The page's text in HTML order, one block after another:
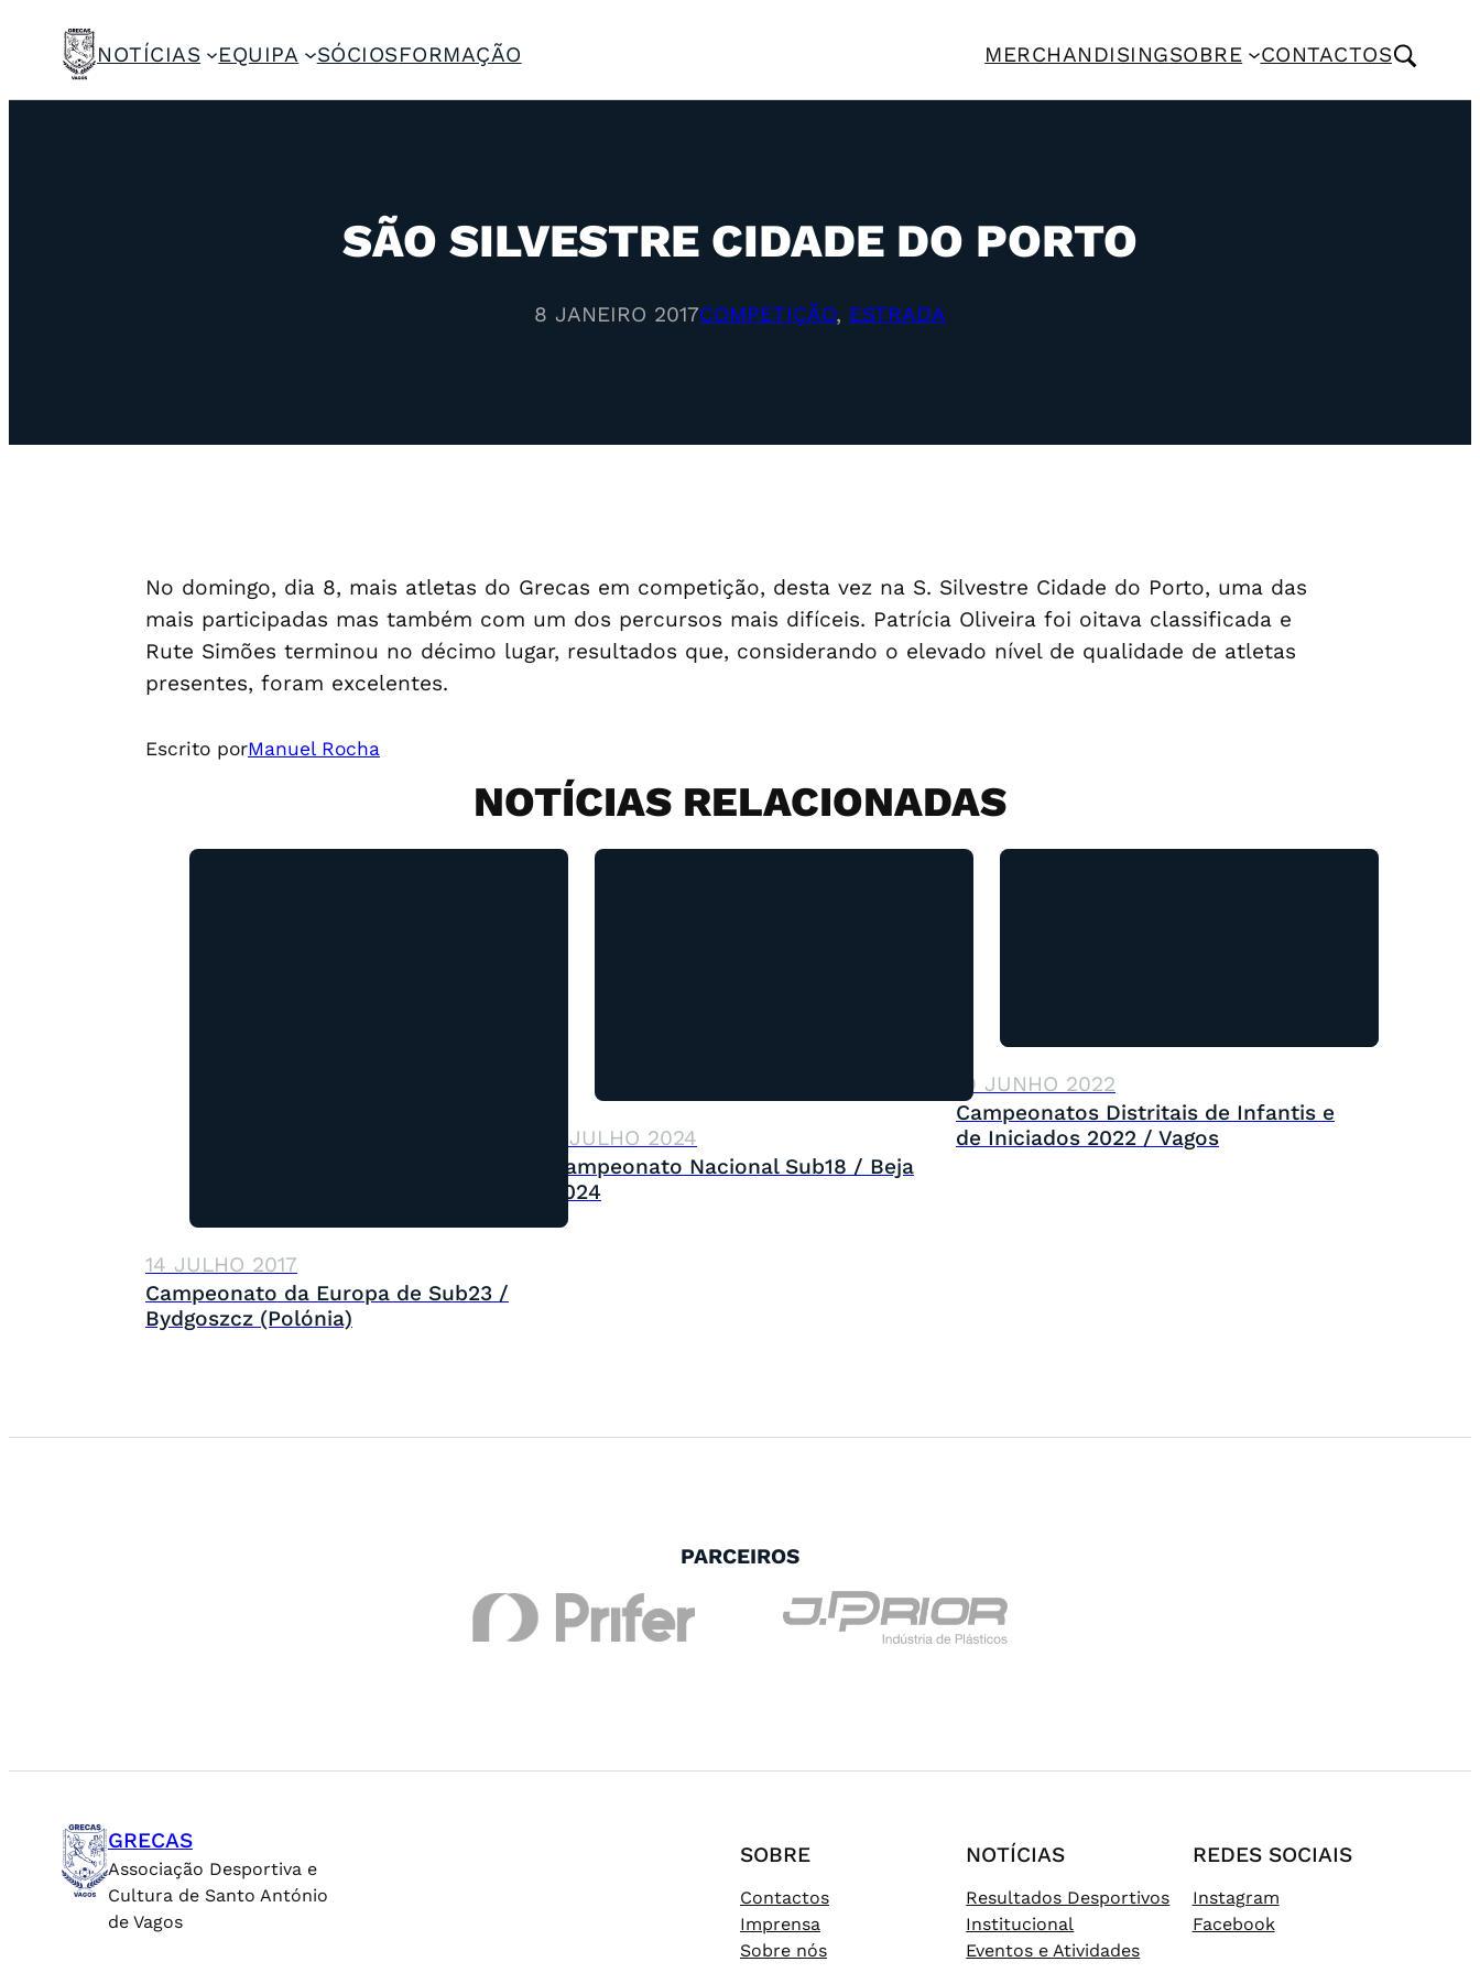
NOTÍCIAS EQUIPA SÓCIOSFORMAÇÃO MERCHANDISINGSOBRE CONTACTOS
SÃO SILVESTRE CIDADE DO PORTO
8 JANEIRO 2017COMPETIÇÃO, ESTRADA
No domingo, dia 8, mais atletas do Grecas em competição, desta vez na S. Silvestre Cidade do Porto, uma das
mais participadas mas também com um dos percursos mais difíceis. Patrícia Oliveira foi oitava classificada e
Rute Simões terminou no décimo lugar, resultados que, considerando o elevado nível de qualidade de atletas
presentes, foram excelentes.
Escrito porManuel Rocha
NOTÍCIAS RELACIONADAS
14 JULHO 2017
Campeonato da Europa de Sub23 /
Bydgoszcz (Polónia)
7 JULHO 2024
Campeonato Nacional Sub18 / Beja
2024
19 JUNHO 2022
Campeonatos Distritais de Infantis e
de Iniciados 2022 / Vagos
PARCEIROS
GRECAS
Associação Desportiva e
Cultura de Santo António
de Vagos
SOBRE
Contactos
Imprensa
Sobre nós
NOTÍCIAS
Resultados Desportivos
Institucional
Eventos e Atividades
REDES SOCIAIS
Instagram
Facebook